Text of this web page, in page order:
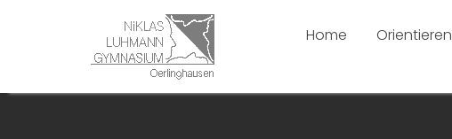
Home Orientieren